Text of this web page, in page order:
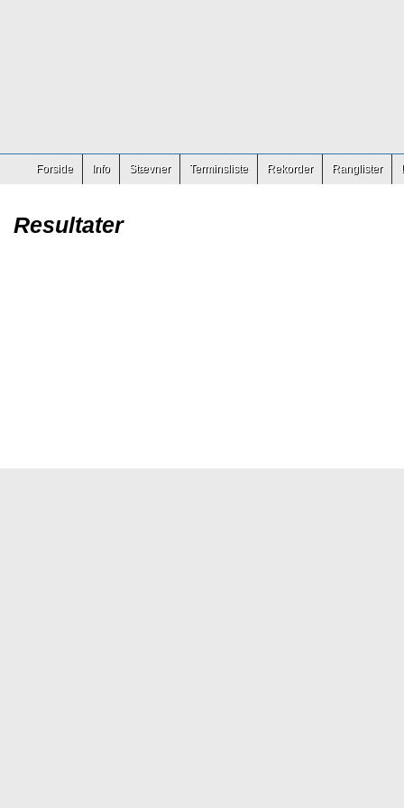
Forside Info Stævner Terminsliste Rekorder Ranglister
Resultater